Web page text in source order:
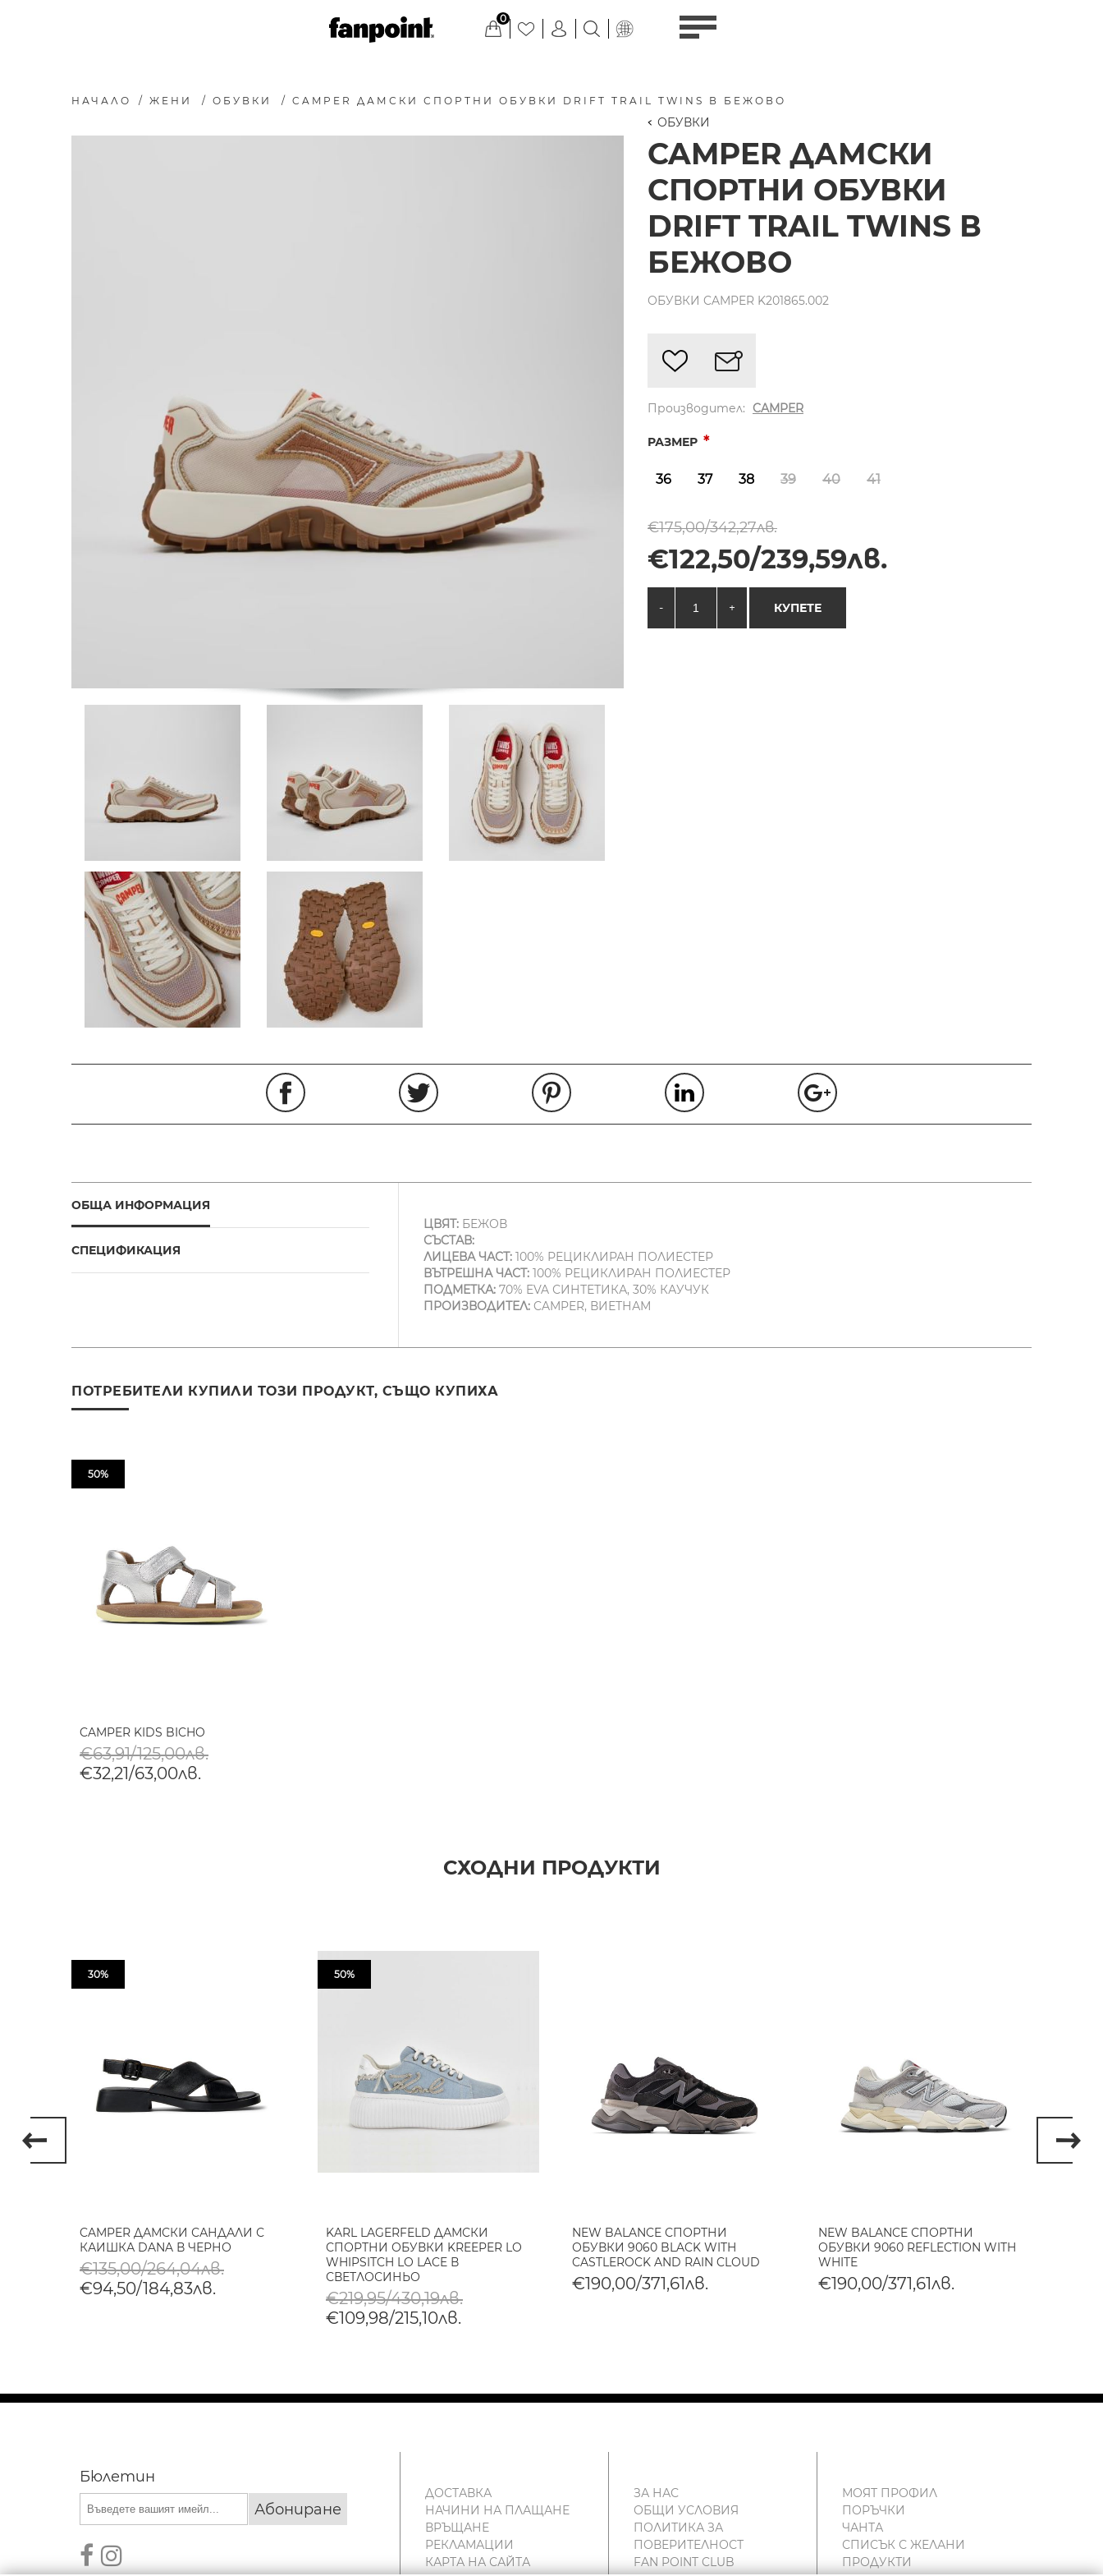
0
НАЧАЛО / ЖЕНИ / ОБУВКИ / CAMPER ДАМСКИ СПОРТНИ ОБУВКИ DRIFT TRAIL TWINS В БЕЖОВО
ОБУВКИ
CAMPER ДАМСКИ
СПОРТНИ ОБУВКИ
DRIFT TRAIL TWINS В
БЕЖОВО
ОБУВКИ CAMPER K201865.002
Производител: CAMPER
РАЗМЕР *
36 37 38 39 40 41
€175,00/342,27лв.
€122,50/239,59лв.
- + КУПЕТЕ
ОБЩА ИНФОРМАЦИЯ
СПЕЦИФИКАЦИЯ
ЦВЯТ:БЕЖОВ
СЪСТАВ:
ЛИЦЕВА ЧАСТ:100% РЕЦИКЛИРАН ПОЛИЕСТЕР
ВЪТРЕШНА ЧАСТ:100% РЕЦИКЛИРАН ПОЛИЕСТЕР
ПОДМЕТКА:70% EVA СИНТЕТИКА, 30% КАУЧУК
ПРОИЗВОДИТЕЛ:CAMPER, ВИЕТНАМ
ПОТРЕБИТЕЛИ КУПИЛИ ТОЗИ ПРОДУКТ, СЪЩО КУПИХА
50%
CAMPER KIDS BICHO
€63,91/125,00лв.
€32,21/63,00лв.
СХОДНИ ПРОДУКТИ
30%
CAMPER ДАМСКИ САНДАЛИ С
КАИШКА DANA В ЧЕРНО
€135,00/264,04лв.
€94,50/184,83лв.
50%
KARL LAGERFELD ДАМСКИ
СПОРТНИ ОБУВКИ KREEPER LO
WHIPSITCH LO LACE В
СВЕТЛОСИНЬО
€219,95/430,19лв.
€109,98/215,10лв.
NEW BALANCE СПОРТНИ
ОБУВКИ 9060 BLACK WITH
CASTLEROCK AND RAIN CLOUD
€190,00/371,61лв.
NEW BALANCE СПОРТНИ
ОБУВКИ 9060 REFLECTION WITH
WHITE
€190,00/371,61лв.
Бюлетин
Абониране
ДОСТАВКА
НАЧИНИ НА ПЛАЩАНЕ
ВРЪЩАНЕ
РЕКЛАМАЦИИ
КАРТА НА САЙТА
ЗА НАС
ОБЩИ УСЛОВИЯ
ПОЛИТИКА ЗА
ПОВЕРИТЕЛНОСТ
FAN POINT CLUB
МОЯТ ПРОФИЛ
ПОРЪЧКИ
ЧАНТА
СПИСЪК С ЖЕЛАНИ
ПРОДУКТИ